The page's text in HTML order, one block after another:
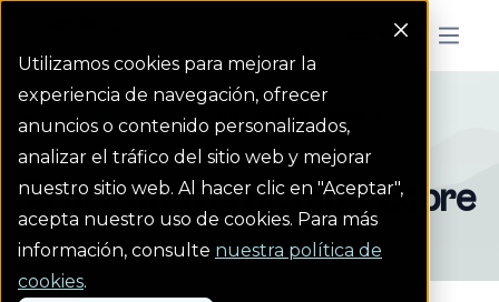
Utilizamos cookies para mejorar la
experiencia de navegación, ofrecer
anuncios o contenido personalizados,
analizar el tráfico del sitio web y mejorar
nuestro sitio web. Al hacer clic en "Aceptar",
acepta nuestro uso de cookies. Para más
información, consulte nuestra política de
cookies.
Menu
Homepage Link
Projects Programa de plomo y ...
Programa de plomo y cobre